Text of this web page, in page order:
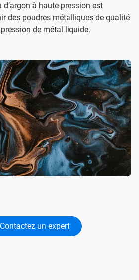
d’argon à haute pression est
des poudres métalliques de qualité
de métal liquide.
Contactez un expert